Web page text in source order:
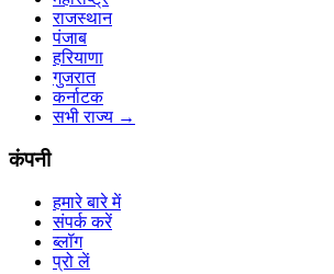
राजस्थान
पंजाब
हरियाणा
गुजरात
कर्नाटक
सभी राज्य →
कंपनी
हमारे बारे में
संपर्क करें
ब्लॉग
प्रो लें